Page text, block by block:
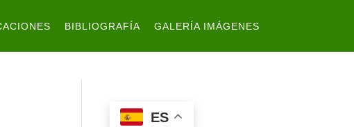
BIBLIOGRAFÍA GALERÍA IMÁGENES
ES